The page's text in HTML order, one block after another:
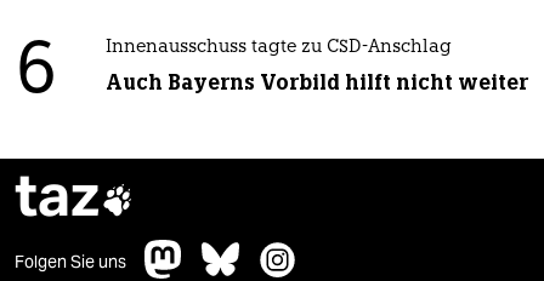
6 Innenausschuss tagte zu CSD-Anschlag
Auch Bayerns Vorbild hilft nicht weiter
taz
Folgen Sie uns